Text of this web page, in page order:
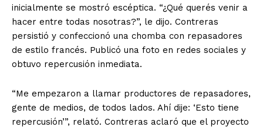
inicialmente se mostró escéptica. “¿Qué querés venir a
hacer entre todas nosotras?”, le dijo. Contreras
persistió y confeccionó una chomba con repasadores
de estilo francés. Publicó una foto en redes sociales y
obtuvo repercusión inmediata.
“Me empezaron a llamar productores de repasadores,
gente de medios, de todos lados. Ahí dije: ‘Esto tiene
repercusión’”, relató. Contreras aclaró que el proyecto